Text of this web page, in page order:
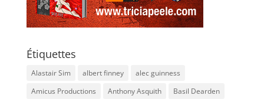
Étiquettes
Alastair Sim albert finney
alec guinness
Amicus Productions
Anthony Asquith
Basil Dearden